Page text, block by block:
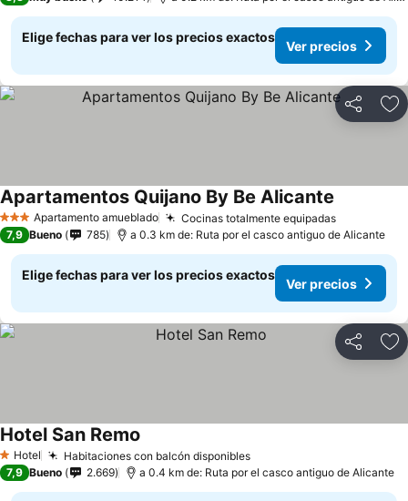
Elige fechas para ver los precios exactos
Ver precios
Compartir
3 EstrellasApartamento amueblado Cocinas totalmente equipadasVer
Apartamentos Quijano By Be Alicante
7,9 Bueno 785 a 0.3 km de: Ruta por el casco antiguo de Alicante
Elige fechas para ver los precios exactos
Ver precios
Compartir
1 Estrellas
Hotel Habitaciones con balcón disponiblesVer precios
Hotel San Remo
7,9 Bueno 2.669 a 0.4 km de: Ruta por el casco antiguo de Alicante